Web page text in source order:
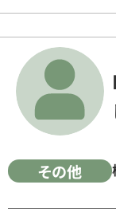
その他